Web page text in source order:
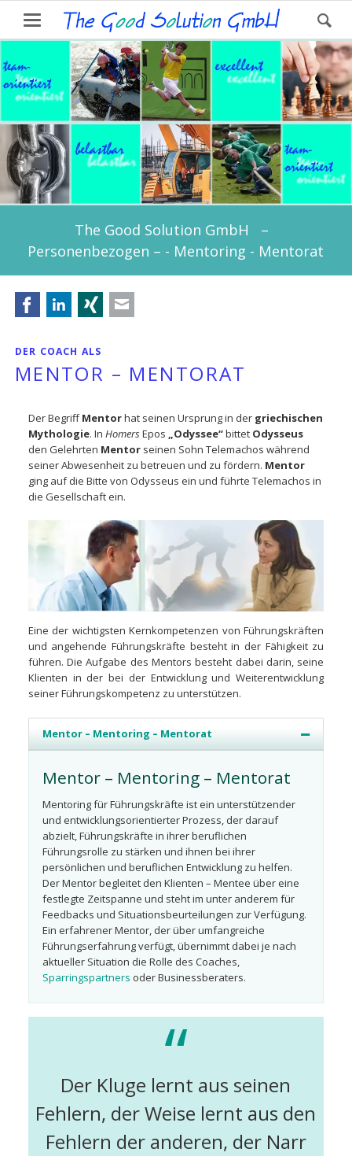
The Good Solution GmbH –
Personenbezogen – - Mentoring - Mentorat
FacebookLinkedIn Xing
DER COACH ALS
MENTOR – MENTORAT
Der BegriffMentorhat seinen Ursprung in der griechischen
Mythologie. In HomersEpos „Odyssee“bittet Odysseus
den Gelehrten Mentorseinen Sohn Telemachos während
seiner Abwesenheit zu betreuen und zu fördern. Mentor
ging auf die Bitte von Odysseus ein und führte Telemachos in
die Gesellschaft ein.
Eine der wichtigsten Kernkompetenzen von Führungskräften
und angehende Führungskräfte besteht in der Fähigkeit zu
führen. Die Aufgabe des Mentors besteht dabei darin, seine
Klienten in der bei der Entwicklung und Weiterentwicklung
seiner Führungskompetenz zu unterstützen.
Mentor – Mentoring – Mentorat
Mentor – Mentoring – Mentorat
Mentoring für Führungskräfte ist ein unterstützender
und entwicklungsorientierter Prozess, der darauf
abzielt, Führungskräfte in ihrer beruflichen
Führungsrolle zu stärken und ihnen bei ihrer
persönlichen und beruflichen Entwicklung zu helfen.
Der Mentor begleitet den Klienten – Mentee über eine
festlegte Zeitspanne und steht im unter anderem für
Feedbacks und Situationsbeurteilungen zur Verfügung.
Ein erfahrener Mentor, der über umfangreiche
Führungserfahrung verfügt, übernimmt dabei je nach
aktueller Situation die Rolle des Coaches,
Sparringspartners oder Businessberaters.
Der Kluge lernt aus seinen
Fehlern, der Weise lernt aus den
Fehlern der anderen, der Narr